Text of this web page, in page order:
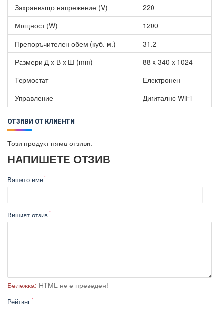
Захранващо напрежение (V)
220
Мощност (W)
1200
Препоръчителен обем (куб. м.)
31.2
Размери Д х В х Ш (mm)
88 x 340 x 1024
Термостат
Електронен
Управление
Дигитално WiFi
ОТЗИВИ ОТ КЛИЕНТИ
Този продукт няма отзиви.
НАПИШЕТЕ ОТЗИВ
Вашето име
Вишият отзив
Бележка: HTML не е преведен!
Рейтинг